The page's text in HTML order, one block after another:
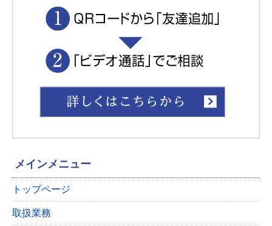
個人情報および秘密情報の保護管理体制についての
お問い合わせは弊社までご連絡ください。
総合探偵社トリプルエー
東京都公安委員会 探偵業届出番号 第30210216号
メインメニュー
トップページ
取扱業務